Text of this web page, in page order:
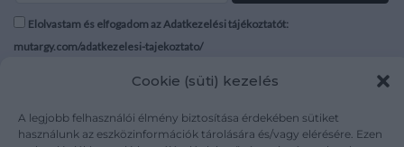
Cookie (süti) kezelés
A legjobb felhasználói élmény biztosítása érdekében sütiket
használunk az eszközinformációk tárolására és/vagy elérésére. Ezen
Elolvastam és elfogadom az Adatkezelési tájékoztatót:
mutargy.com/adatkezelesi-tajekoztato/
Médiaajánlat
Karrier
Áraink
ÁSZF
Adatvédelem